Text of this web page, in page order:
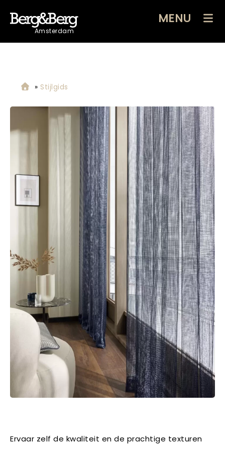
Amsterdam
MENU
» Stijlgids
Ervaar zelf de kwaliteit en de prachtige texturen